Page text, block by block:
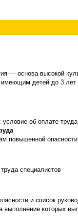
— основа высокой
детей до 3 лет
об оплате труда
повышенной опасности
специалистов
и список
выполнение которых